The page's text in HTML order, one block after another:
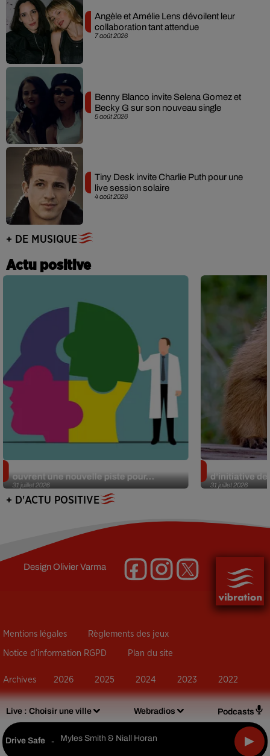
Live : Choisir une ville Webradios Podcasts
Drive Safe - Myles Smith & Niall Horan
7 août 2026
Angèle et Amélie Lens dévoilent leur
collaboration tant attendue
5 août 2026
Benny Blanco invite Selena Gomez et
Becky G sur son nouveau single
4 août 2026
Tiny Desk invite Charlie Puth pour une
live session solaire
+ DE MUSIQUE
Actu positive
31 juillet 2026
ouvrent une nouvelle piste pour...
31 juillet 2026
d’initiative
+ D'ACTU POSITIVE
DesignOlivier Varma
Mentions légales Règlements des jeux
Notice d’information RGPD Plan du site
Archives 2026 2025 2024 2023 2022